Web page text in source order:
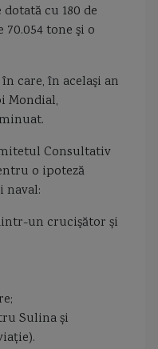
patrulare CB90
fluviala 141
Dunare
cu 180 de
tone şi o
care, în acelaşi an
Mondial,
Consultativ
o ipoteză
un crucişător și
Sulina și